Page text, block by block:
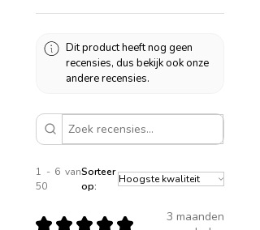
Dit product heeft nog geen
recensies, dus bekijk ook onze
andere recensies.
1 - 6 van
50
Sorteer
op:
★ ★ ★ ★ ★
3 maanden